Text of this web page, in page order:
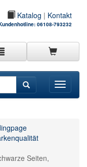
Katalog | Kontakt
06108-793232
Toggle
Seiten,